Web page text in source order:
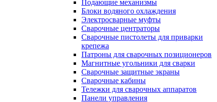
Подающие механизмы
Блоки водяного охлаждения
Электросварные муфты
Сварочные центраторы
Сварочные пистолеты для приварки
крепежа
Патроны для сварочных позиционеров
Магнитные угольники для сварки
Сварочные защитные экраны
Сварочные кабины
Тележки для сварочных аппаратов
Панели управления